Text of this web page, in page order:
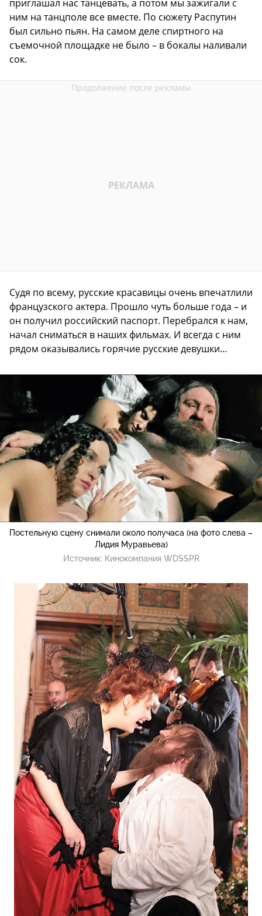
приглашал нас танцевать, а потом мы зажигали с
ним на танцполе все вместе. По сюжету Распутин
был сильно пьян. На самом деле спиртного на
съемочной площадке не было – в бокалы наливали
сок.
Судя по всему, русские красавицы очень впечатлили
французского актера. Прошло чуть больше года – и
он получил российский паспорт. Перебрался к нам,
начал сниматься в наших фильмах. И всегда с ним
рядом оказывались горячие русские девушки…
Постельную сцену снимали около получаса (на фото слева –
Лидия Муравьева)
Источник: Кинокомпания WDSSPR